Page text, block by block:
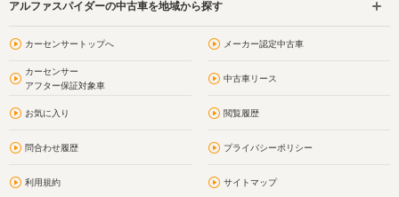
アルファスパイダーの中古車を地域から探す
カーセンサートップへ メーカー認定中古車
カーセンサー
アフター保証対象車
中古車リース
お気に入り 閲覧履歴
問合わせ履歴 プライバシーポリシー
利用規約 サイトマップ